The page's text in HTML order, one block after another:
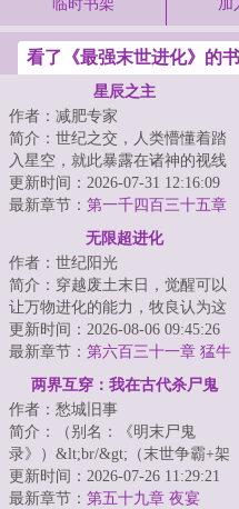
临时书架 加
看了《最强末世进化》的
星辰之主
作者：减肥专家
简介：世纪之交，人类懵懂着踏
入星空，就此暴露在诸神的视线
之下。少年罗南背负着祖父的罪
孽，走出实验室...
更新时间：2026-07-31 12:16:09
最新章节： 第一千四百三十五章
四连星（下）
无限超进化
作者：世纪阳光
简介：穿越废土末日，觉醒可以
让万物进化的能力，牧良认为这
很刑，日子越来越有判头了。一
棵草，被他进化...
更新时间：2026-08-06 09:45:26
最新章节： 第六百三十一章 猛牛
冲撞
两界互穿：我在古代杀尸鬼
作者：愁城旧事
简介：（别名：《明末尸鬼
录》）&lt;br/&gt;（末世争霸+架
空历史+悬疑解惑+全网罕见的类
型）&lt;br/&gt;...
更新时间：2026-07-26 11:29:21
最新章节： 第五十九章 夜宴